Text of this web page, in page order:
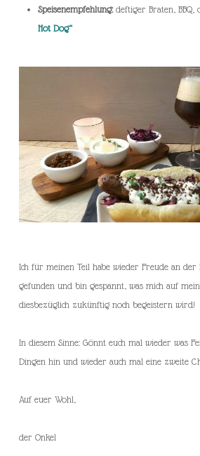
Speisenempfehlung:deftiger Braten,
Hot Dog“
Ich für meinen Teil habe wieder Freude an der
gefunden und bin gespannt, was mich auf
diesbezüglich zukünftig noch begeistern wird!
In diesem Sinne: Gönnt euch mal wieder was
Dingen hin und wieder auch mal eine zweite
Auf euer Wohl,
der Onkel